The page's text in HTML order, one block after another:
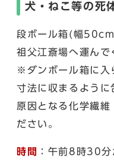
犬・ねこ等の死
段ボール箱(幅
祖父江斎場へ運んで
※ダンボール箱に入
寸法に収まるように
原因となる化学繊維
ださい。
時間
：午前8時30